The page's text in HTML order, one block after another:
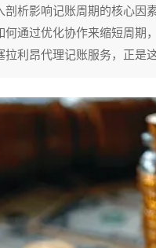
剖析影响记账周期的核心因
何通过优化协作来缩短周期
利昂代理记账服务，正是